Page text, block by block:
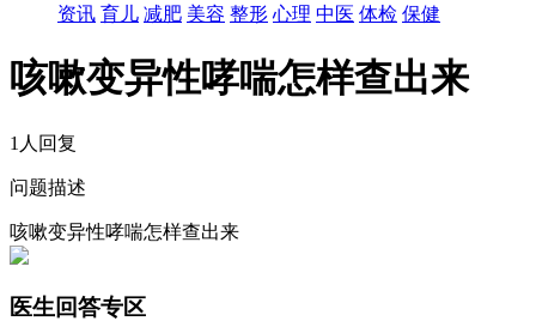
资讯 育儿 减肥 美容 整形 心理 中医 体检 保健
咳嗽变异性哮喘怎样查出来
1人回复
问题描述
咳嗽变异性哮喘怎样查出来
医生回答专区